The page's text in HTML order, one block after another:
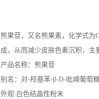
熊果苷，又名熊果素，化学式为
成，从而减少皮肤色素沉积，主
产品名称：熊果苷
别名：对-羟基苯-β-D-吡喃葡萄
外观:白色结晶性粉末